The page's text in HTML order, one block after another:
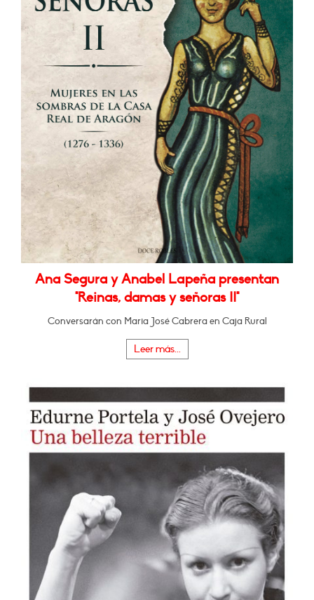
Ana Segura y Anabel Lapeña presentan
"Reinas, damas y señoras II"
Conversarán con Maria José Cabrera en Caja Rural
Leer más...